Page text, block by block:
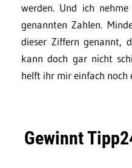
werden. Und ich
genannten Zahlen.
dieser Ziffern genannt,
kann doch gar nicht
helft ihr mir einfach
Gewinnt